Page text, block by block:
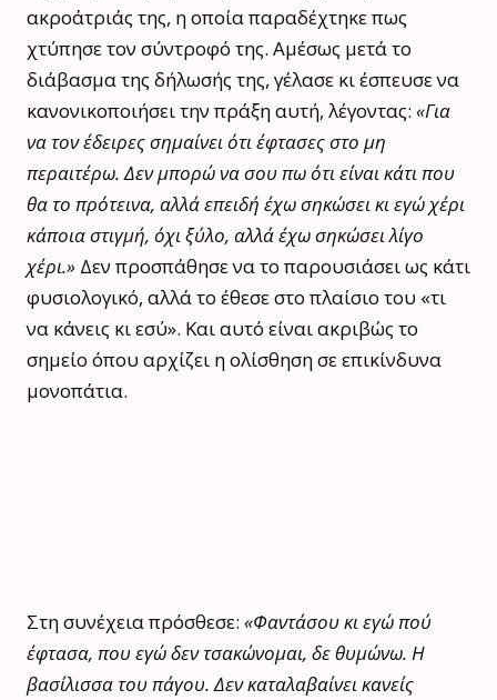
ακροάτριάς της, η οποία παραδέχτηκε πως
χτύπησε τον σύντροφό της. Αμέσως μετά το
διάβασμα της δήλωσής της, γέλασε κι έσπευσε να
κανονικοποιήσει την πράξη αυτή, λέγοντας: «Για
να τον έδειρες σημαίνει ότι έφτασες στο μη
περαιτέρω. Δεν μπορώ να σου πω ότι είναι κάτι που
θα το πρότεινα, αλλά επειδή έχω σηκώσει κι εγώ χέρι
κάποια στιγμή, όχι ξύλο, αλλά έχω σηκώσει λίγο
χέρι.» Δεν προσπάθησε να το παρουσιάσει ως κάτι
φυσιολογικό, αλλά το έθεσε στο πλαίσιο του «τι
να κάνεις κι εσύ». Και αυτό είναι ακριβώς το
σημείο όπου αρχίζει η ολίσθηση σε επικίνδυνα
μονοπάτια.
Στη συνέχεια πρόσθεσε: «Φαντάσου κι εγώ πού
έφτασα, που εγώ δεν τσακώνομαι, δε θυμώνω. Η
βασίλισσα του πάγου. Δεν καταλαβαίνει κανείς